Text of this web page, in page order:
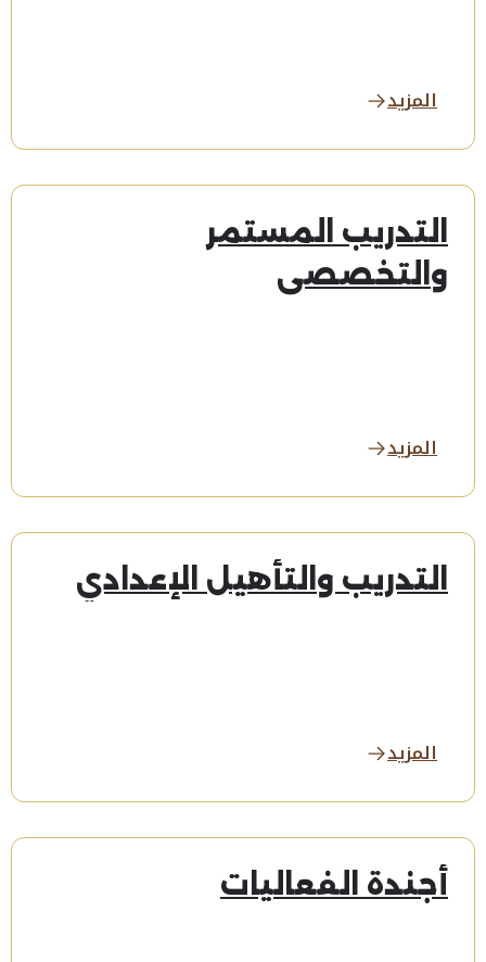
المزيد
التدريب المستمر
والتخصصي
المزيد
التدريب والتأهيل الإعدادي
المزيد
أجندة الفعاليات